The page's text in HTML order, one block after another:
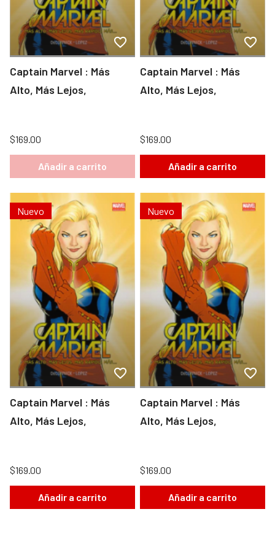
Captain Marvel : Más
Alto, Más Lejos,
$169.00
Añadir a carrito
Captain Marvel : Más
Alto, Más Lejos,
$169.00
Añadir a carrito
Nuevo
Captain Marvel : Más
Alto, Más Lejos,
$169.00
Añadir a carrito
Nuevo
Captain Marvel : Más
Alto, Más Lejos,
$169.00
Añadir a carrito